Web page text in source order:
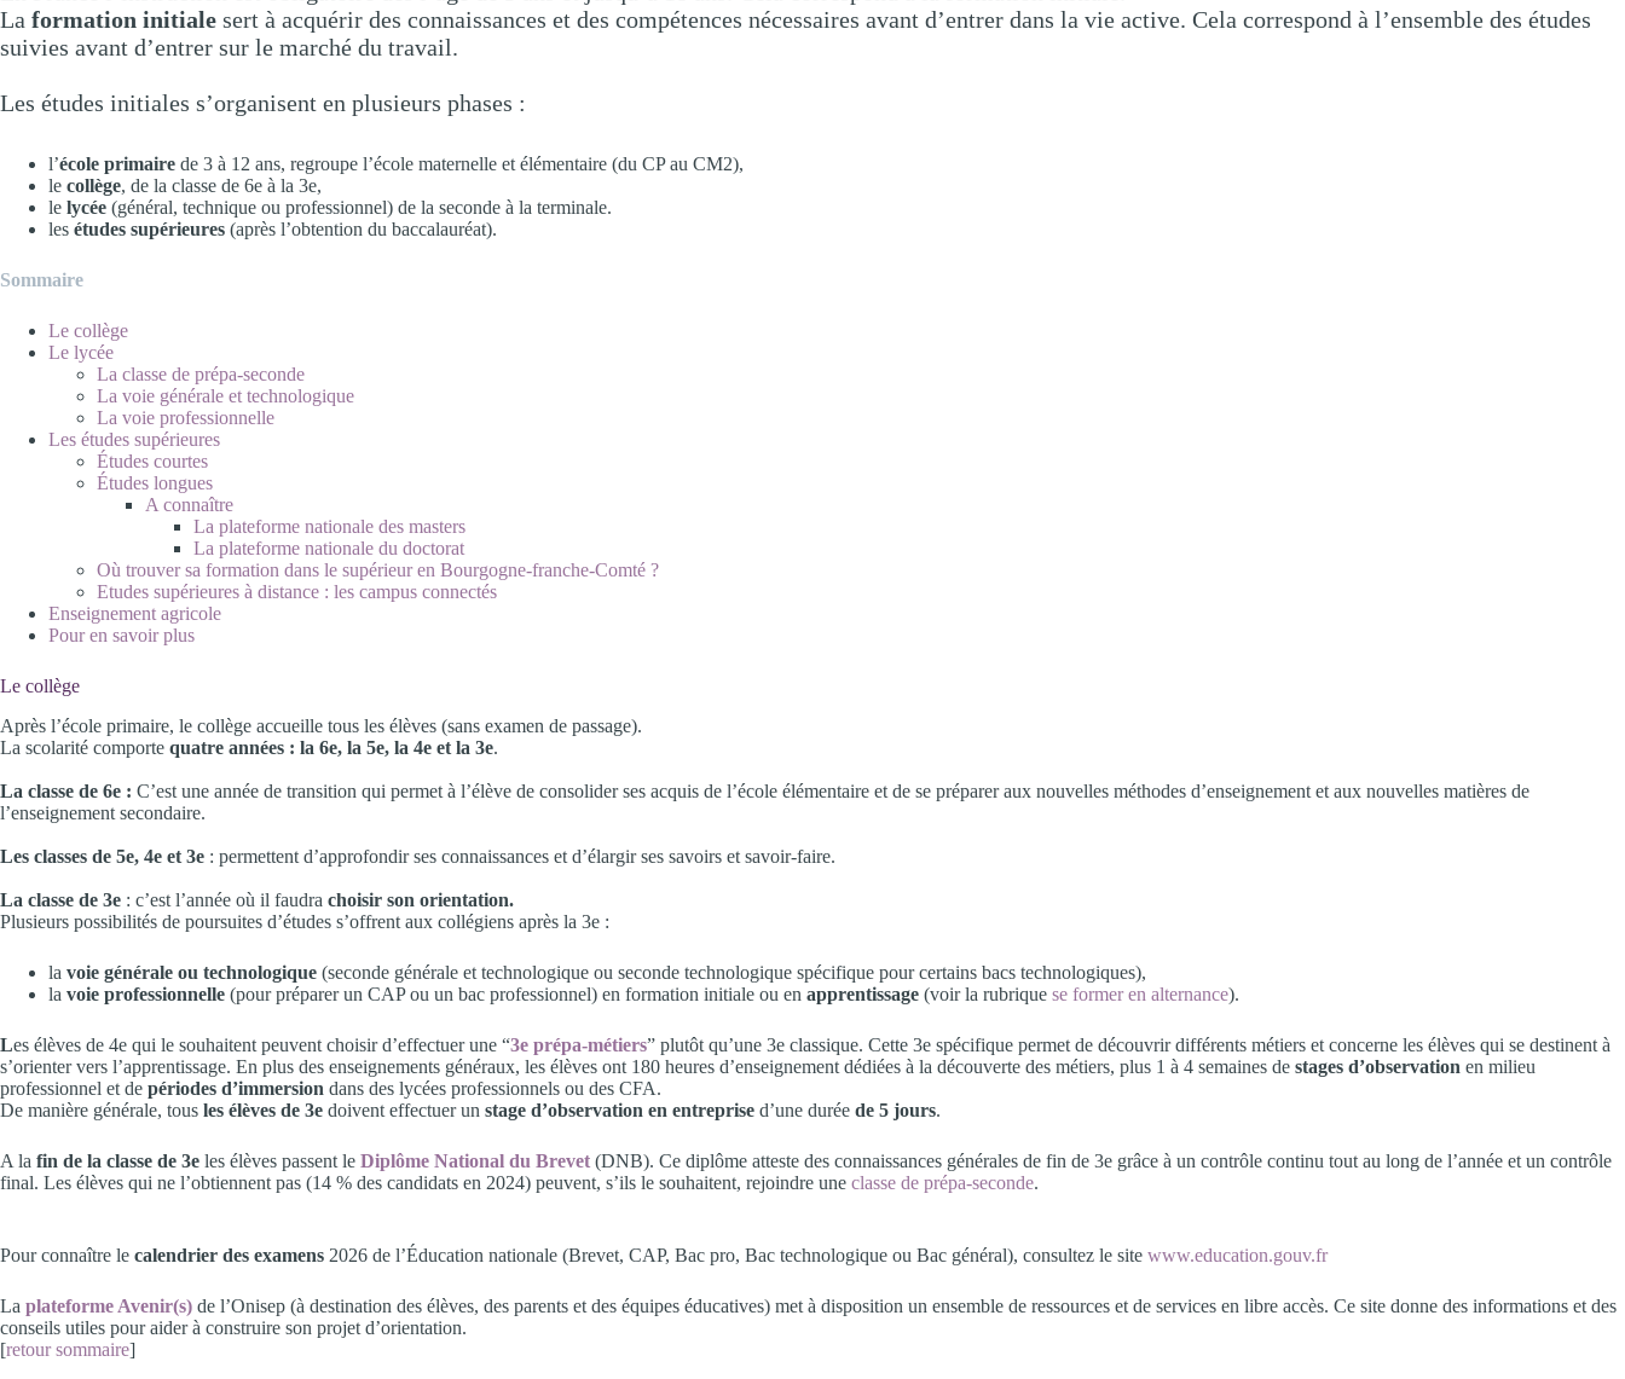
La formation initiale sert à acquérir des connaissances et des compétences nécessaires avant d’entrer dans la vie active. Cela correspond à l’ensemble des études
suivies avant d’entrer sur le marché du travail.
Les études initiales s’organisent en plusieurs phases :
l’école primaire de 3 à 12 ans, regroupe l’école maternelle et élémentaire (du CP au CM2),
le collège, de la classe de 6e à la 3e,
le lycée (général, technique ou professionnel) de la seconde à la terminale.
les études supérieures (après l’obtention du baccalauréat).
Sommaire
Le collège
Le lycée
La classe de prépa-seconde
La voie générale et technologique
La voie professionnelle
Les études supérieures
Études courtes
Études longues
A connaître
La plateforme nationale des masters
La plateforme nationale du doctorat
Où trouver sa formation dans le supérieur en Bourgogne-franche-Comté ?
Etudes supérieures à distance : les campus connectés
Enseignement agricole
Pour en savoir plus
Le collège
Après l’école primaire, le collège accueille tous les élèves (sans examen de passage).
La scolarité comporte quatre années : la 6e, la 5e, la 4e et la 3e.
La classe de 6e : C’est une année de transition qui permet à l’élève de consolider ses acquis de l’école élémentaire et de se préparer aux nouvelles méthodes d’enseignement et aux nouvelles matières de
l’enseignement secondaire.
Les classes de 5e, 4e et 3e : permettent d’approfondir ses connaissances et d’élargir ses savoirs et savoir-faire.
La classe de 3e : c’est l’année où il faudra choisir son orientation.
Plusieurs possibilités de poursuites d’études s’offrent aux collégiens après la 3e :
la voie générale ou technologique (seconde générale et technologique ou seconde technologique spécifique pour certains bacs technologiques),
la voie professionnelle (pour préparer un CAP ou un bac professionnel) en formation initiale ou en apprentissage (voir la rubrique se former en alternance).
Les élèves de 4e qui le souhaitent peuvent choisir d’effectuer une “3e prépa-métiers” plutôt qu’une 3e classique. Cette 3e spécifique permet de découvrir différents métiers et concerne les élèves qui se destinent à
s’orienter vers l’apprentissage. En plus des enseignements généraux, les élèves ont 180 heures d’enseignement dédiées à la découverte des métiers, plus 1 à 4 semaines de stages d’observation en milieu
professionnel et de périodes d’immersion dans des lycées professionnels ou des CFA.
De manière générale, tous les élèves de 3e doivent effectuer un stage d’observation en entreprise d’une durée de 5 jours.
A la fin de la classe de 3e les élèves passent le Diplôme National du Brevet (DNB). Ce diplôme atteste des connaissances générales de fin de 3e grâce à un contrôle continu tout au long de l’année et un contrôle
final. Les élèves qui ne l’obtiennent pas (14 % des candidats en 2024) peuvent, s’ils le souhaitent, rejoindre une classe de prépa-seconde.
Pour connaître le calendrier des examens 2026 de l’Éducation nationale (Brevet, CAP, Bac pro, Bac technologique ou Bac général), consultez le site www.education.gouv.fr
La plateforme Avenir(s) de l’Onisep (à destination des élèves, des parents et des équipes éducatives) met à disposition un ensemble de ressources et de services en libre accès. Ce site donne des informations et des
conseils utiles pour aider à construire son projet d’orientation.
[retour sommaire]